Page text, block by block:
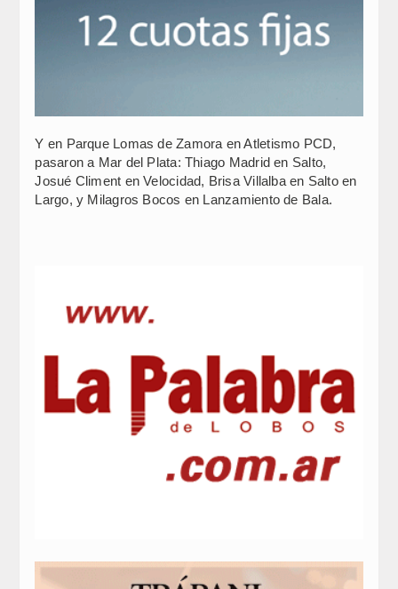
Y en Parque Lomas de Zamora en Atletismo PCD,
pasaron a Mar del Plata: Thiago Madrid en Salto,
Josué Climent en Velocidad, Brisa Villalba en Salto en
Largo, y Milagros Bocos en Lanzamiento de Bala.